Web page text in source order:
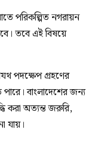
পরিকল্পিত নগরায়ন
তবে এই বিষয়ে
পদক্ষেপ গ্রহণের
বাংলাদেশের জন্য
করা অত্যন্ত জরুরি,
যায়।